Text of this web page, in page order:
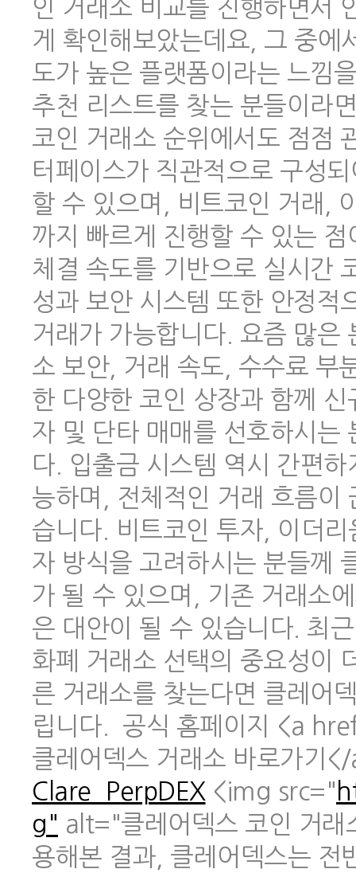
인 거래소 비교를 진행하면서
게 확인해보았는데요, 그 중에
도가 높은 플랫폼이라는 느낌
추천 리스트를 찾는 분들이라
코인 거래소 순위에서도 점점
터페이스가 직관적으로 구성
할 수 있으며, 비트코인 거래,
까지 빠르게 진행할 수 있는
체결 속도를 기반으로 실시간
성과 보안 시스템 또한 안정적
거래가 가능합니다. 요즘 많은
소 보안, 거래 속도, 수수료 부
한 다양한 코인 상장과 함께
자 및 단타 매매를 선호하시는
다. 입출금 시스템 역시 간편
능하며, 전체적인 거래 흐름이
습니다. 비트코인 투자, 이더
자 방식을 고려하시는 분들께
가 될 수 있으며, 기존 거래소
은 대안이 될 수 있습니다. 최
화폐 거래소 선택의 중요성이
른 거래소를 찾는다면 클레어
립니다. 공식 홈페이지 <a
클레어덱스 거래소 바로가기
Clare_PerpDEX <img src="
g" alt="클레어덱스 코인 거래
용해본 결과, 클레어덱스는 전